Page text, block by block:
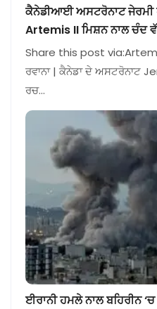
ਕੈਨੇਡੀਆਈ ਅਸਟਰੋਨਾਟ ਜੇਰਮੀ
Artemis II ਮਿਸ਼ਨ ਨਾਲ ਚੰਦ
Share this post
ਰਵਾਨਾ | ਕੈਨੇਡਾ ਦੇ ਅਸਟਰੋਨਾਟ
ਰਚ…
ਈਰਾਨੀ ਹਮਲੇ ਨਾਲ ਬਹਿਰੀਨ